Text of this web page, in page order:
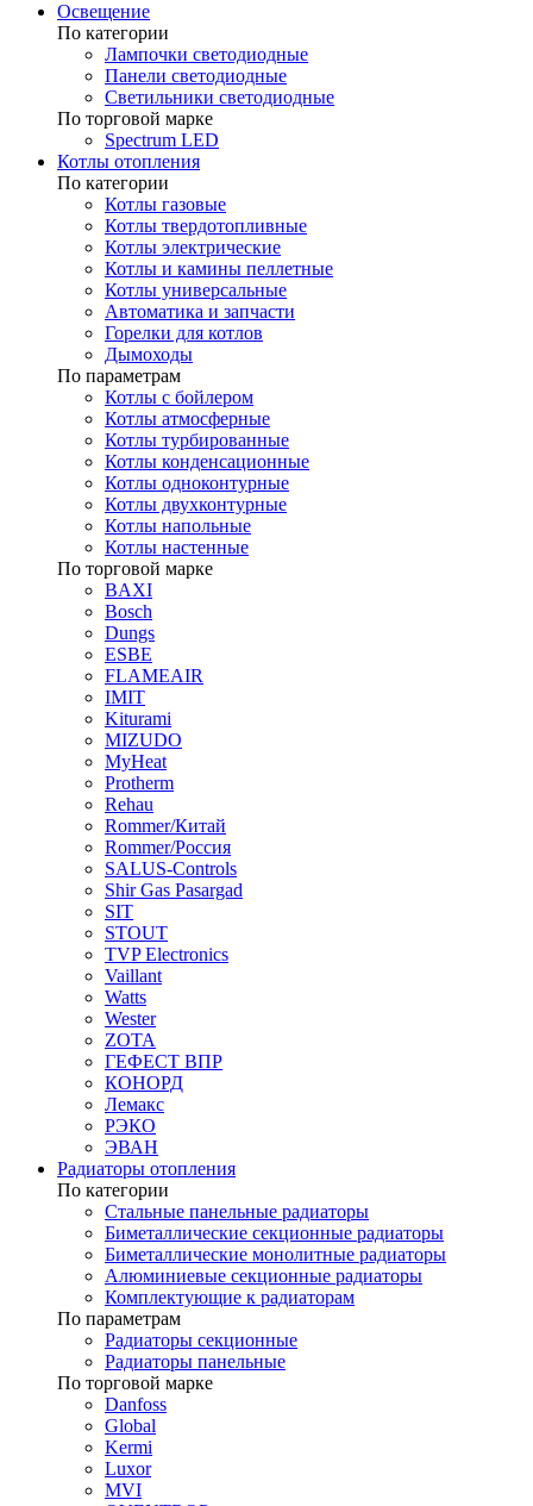
Освещение
По категории
Лампочки светодиодные
Панели светодиодные
Светильники светодиодные
По торговой марке
Spectrum LED
Котлы отопления
По категории
Котлы газовые
Котлы твердотопливные
Котлы электрические
Котлы и камины пеллетные
Котлы универсальные
Автоматика и запчасти
Горелки для котлов
Дымоходы
По параметрам
Котлы с бойлером
Котлы атмосферные
Котлы турбированные
Котлы конденсационные
Котлы одноконтурные
Котлы двухконтурные
Котлы напольные
Котлы настенные
По торговой марке
BAXI
Bosch
Dungs
ESBE
FLAMEAIR
IMIT
Kiturami
MIZUDO
MyHeat
Protherm
Rehau
Rommer/Китай
Rommer/Россия
SALUS-Controls
Shir Gas Pasargad
SIT
STOUT
TVP Electronics
Vaillant
Watts
Wester
ZOTA
ГЕФЕСТ ВПР
КОНОРД
Лемакс
РЭКО
ЭВАН
Радиаторы отопления
По категории
Стальные панельные радиаторы
Биметаллические секционные радиаторы
Биметаллические монолитные радиаторы
Алюминиевые секционные радиаторы
Комплектующие к радиаторам
По параметрам
Радиаторы секционные
Радиаторы панельные
По торговой марке
Danfoss
Global
Kermi
Luxor
MVI